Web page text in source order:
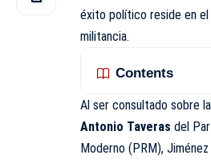
éxito político reside en
militancia.
Contents
Al ser consultado sobre
Antonio Taveras del
Moderno (PRM),